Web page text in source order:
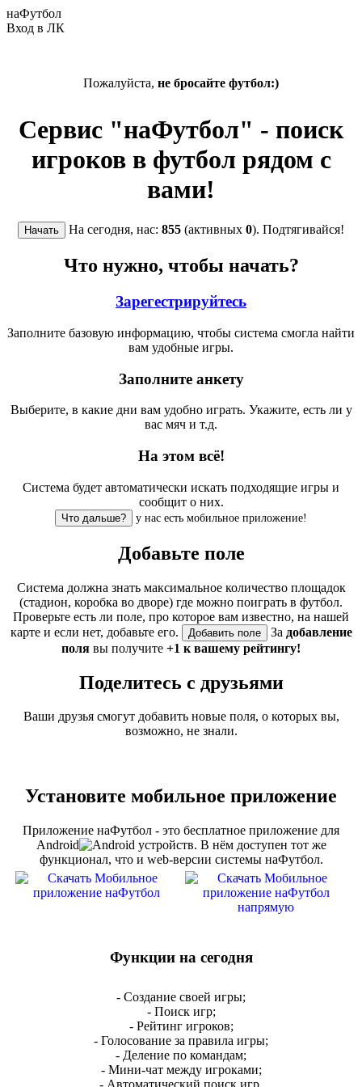
наФутбол
Вход в ЛК
Пожалуйста, не бросайте футбол:)
Сервис "наФутбол" - поиск
игроков в футбол рядом с
вами!
На сегодня, нас: 855 (активных 0). Подтягивайся!
Что нужно, чтобы начать?
Зарегестрируйтесь
Заполните базовую информацию, чтобы система смогла найти
вам удобные игры.
Заполните анкету
Выберите, в какие дни вам удобно играть. Укажите, есть ли у
вас мяч и т.д.
На этом всё!
Система будет автоматически искать подходящие игры и
сообщит о них.
у нас есть мобильное приложение!
Добавьте поле
Система должна знать максимальное количество площадок
(стадион, коробка во дворе) где можно поиграть в футбол.
Проверьте есть ли поле, про которое вам известно, на нашей
карте и если нет, добавьте его.
За добавление
поля вы получите +1 к вашему рейтингу!
Поделитесь с друзьями
Ваши друзья смогут добавить новые поля, о которых вы,
возможно, не знали.
Установите мобильное приложение
Приложение наФутбол - это бесплатное приложение для
Android
устройств. В нём доступен тот же
функционал, что и web-версии системы наФутбол.
Функции на сегодня
- Создание своей игры;
- Поиск игр;
- Рейтинг игроков;
- Голосование за правила игры;
- Деление по командам;
- Мини-чат между игроками;
- Автоматический поиск игр.